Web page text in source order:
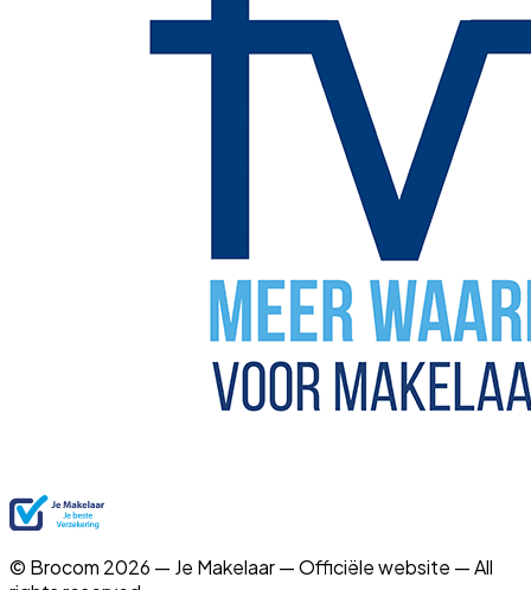
© Brocom 2026 — Je Makelaar — Officiële website — All